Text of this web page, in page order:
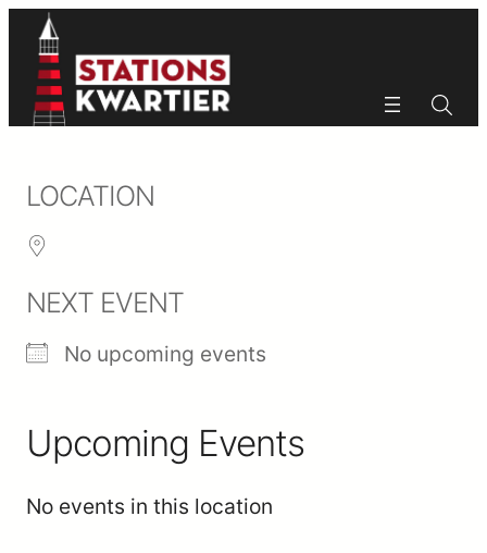
naar
inhoud
LOCATION
NEXT EVENT
No upcoming events
Upcoming Events
No events in this location